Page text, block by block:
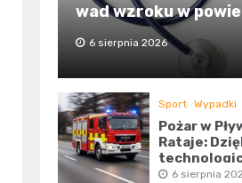
wad wzroku w
6 sierpnia 2026
Sport Wypadki
Pożar w
Rataje:
tragedii
6 sierpnia